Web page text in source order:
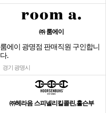
㈜ 룸에이
룸에이 광명점 판매직원 구인합니
다.
경기 광명시
㈜헤라음 스피넬리킬콜린,홀슨부